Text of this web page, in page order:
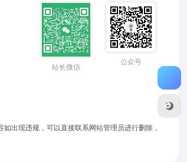
站长微信
公众号
出现违规，可以直接联系网站管理员进行删除，